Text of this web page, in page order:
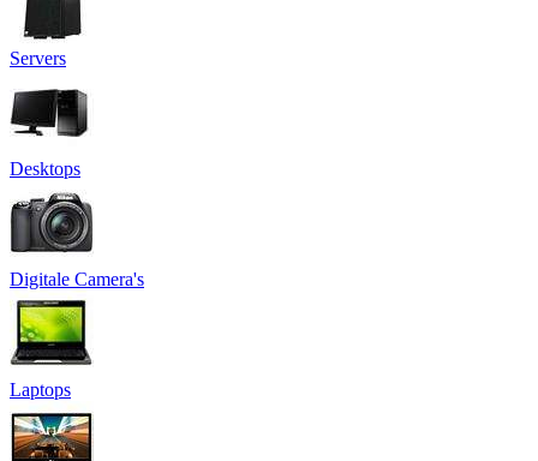
Servers
Desktops
Digitale Camera's
Laptops